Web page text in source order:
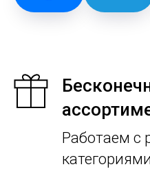
Работаем с